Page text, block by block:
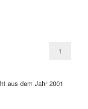
1
aus dem Jahr 2001